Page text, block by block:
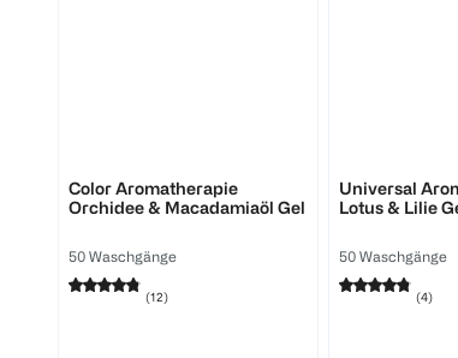
Color Aromatherapie
Orchidee & Macadamiaöl Gel
50 Waschgänge
(12)
Universal
Lotus & Lilie
50 Waschgänge
(4)